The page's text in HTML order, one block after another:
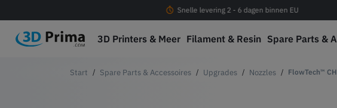
Snelle levering 2 - 6 dagen binnen EU
3D Printers & Meer Filament & Resin Spare Parts &
Spare Parts & Accessoires Upgrades Nozzles FlowTech™